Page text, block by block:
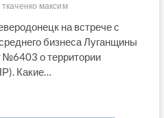
ткаченко максим
на встрече с
бизнеса Луганщины
№6403 о территории
Какие…